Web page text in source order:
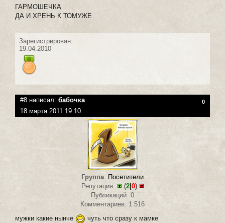
ГАРМОШЕЧКА
ДА И ХРЕНЬ К ТОМУЖЕ
Зарегистрирован:
19.04.2010
#8 написал: бабочка 0
18 марта 2011 19:10
Группа: Посетители
Репутация:
(2| 0)
Публикаций: 0
Комментариев: 1 516
мужки какие нынче
чуть что сразу к мамке